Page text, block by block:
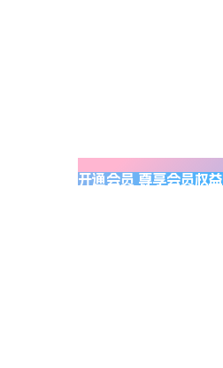
开通会员 尊享会员权益